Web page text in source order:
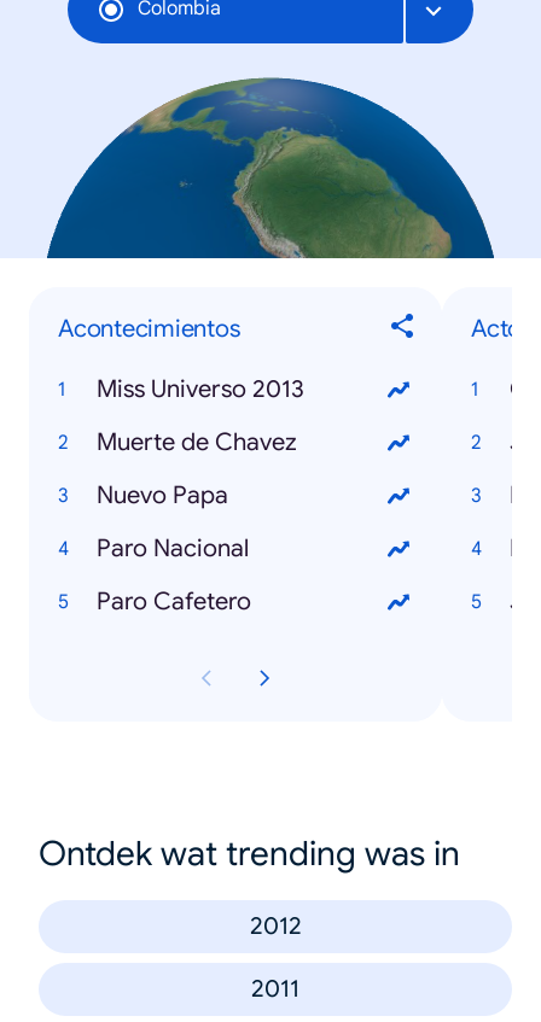
Colombia
Acontecimientos
Miss Universo 2013
Muerte de Chavez
Nuevo Papa
Paro Nacional
Paro Cafetero
Ontdek wat trending was in
2012
2011